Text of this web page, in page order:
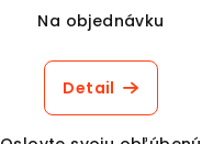
kresba ceruzou
Na objednávku
Detail